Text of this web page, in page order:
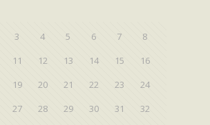
3 4 5 6 7
8
11 12 13 14 15
16
19 20 21 22 23
24
27 28 29 30 31
32